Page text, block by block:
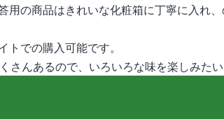
の商品はきれいな化粧箱に丁寧に入れ
での購入可能です。
さんあるので、いろいろな味を楽しみた